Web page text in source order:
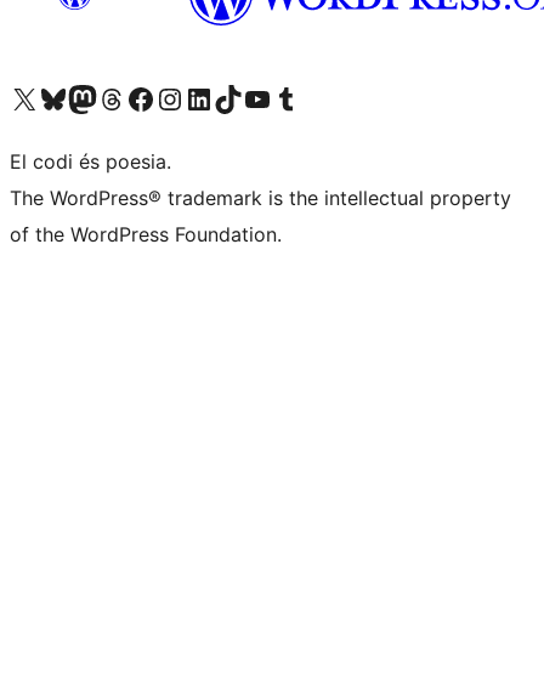
Visiteu el nostre compte X (abans Twitter)
Visiteu el nostre compte de Bluesky
Visiteu el nostre compte al Mastodon
Visiteu el nostre compte de Threads
Visiteu la nostra pàgina al Facebook
Visiteu el nostre compte d'Instagram
Visiteu el nostre compte de LinkedIn
Visiteu el nostre compte de TikTok
Visiteu el nostre canal al YouTube
Visiteu el nostre compte de Tumblr
El codi és poesia.
The WordPress® trademark is the intellectual property
of the WordPress Foundation.